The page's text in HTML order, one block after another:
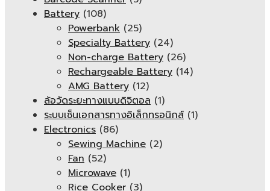
Battery (108)
Powerbank (25)
Specialty Battery (24)
Non-charge Battery (26)
Rechargeable Battery (14)
AMG Battery (12)
ล้อวัดระยะทางแบบดิจิตอล (1)
ระบบเซ็นเอกสารทางอิเล็กทรอนิกส์ (1)
Electronics (86)
Sewing Machine (2)
Fan (52)
Microwave (1)
Rice Cooker (3)